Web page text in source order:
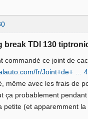
break TDI 130
commandé ce joint de
fr/Joint+de+ …
même avec les frais de
ça probablement
petite (et apparemment